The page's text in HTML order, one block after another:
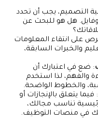
التصميم، يجب أن تحدد
هل هو للبحث عن
على انتقاء المعلومات
والخبرات السابقة،
: ضع في اعتبارك أن
والفهم، لذا استخدم
والخطوط الواضحة.
: فيما يتعلق بالإنجازات أو
تناسب مجالك،
في منصات التوظيف.